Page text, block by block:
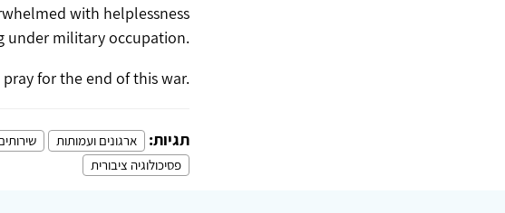
with helplessness
under military occupation.
for the end of this war.
תגיות: ארגונים ועמותות
פסיכולוגיה ציבורית